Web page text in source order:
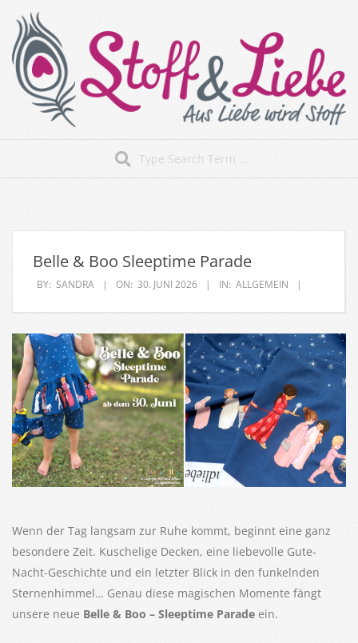
content
Stoff&Liebe
Menu
Belle & Boo Sleeptime Parade
BY: SANDRA ON: 30. JUNI 2026 IN: ALLGEMEIN
Wenn der Tag langsam zur Ruhe kommt, beginnt eine ganz
besondere Zeit. Kuschelige Decken, eine liebevolle Gute-
Nacht-Geschichte und ein letzter Blick in den funkelnden
Sternenhimmel… Genau diese magischen Momente fängt
unsere neue Belle & Boo – Sleeptime Parade ein.